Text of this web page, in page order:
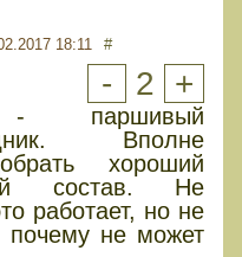
18:11 #
- 2 +
- паршивый
Вполне
хороший
состав. Не
работает, но не
почему не может